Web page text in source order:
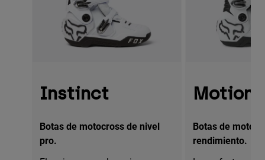
Instinct
Botas de motocross de nivel
pro.
Motion
Botas de
rendimiento.